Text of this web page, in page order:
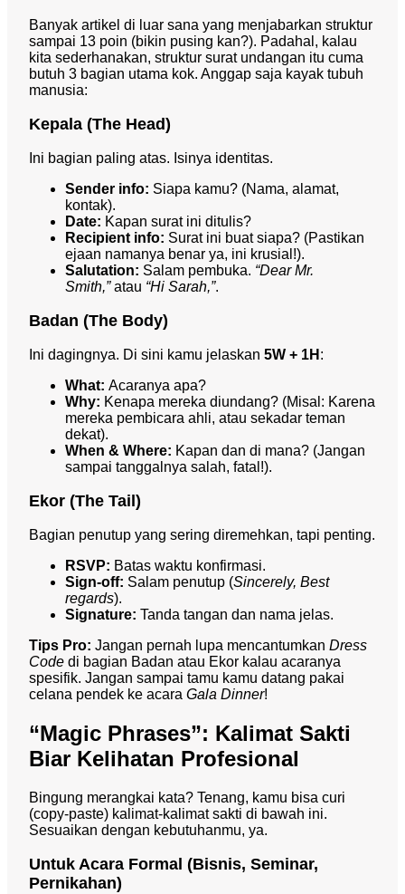
Banyak artikel di luar sana yang menjabarkan struktur
sampai 13 poin (bikin pusing kan?). Padahal, kalau
kita sederhanakan, struktur surat undangan itu cuma
butuh 3 bagian utama kok. Anggap saja kayak tubuh
manusia:
Kepala (The Head)
Ini bagian paling atas. Isinya identitas.
Sender info: Siapa kamu? (Nama, alamat,
kontak).
Date: Kapan surat ini ditulis?
Recipient info: Surat ini buat siapa? (Pastikan
ejaan namanya benar ya, ini krusial!).
Salutation: Salam pembuka. “Dear Mr.
Smith,”atau “Hi Sarah,”.
Badan (The Body)
Ini dagingnya. Di sini kamu jelaskan 5W + 1H :
What: Acaranya apa?
Why: Kenapa mereka diundang? (Misal: Karena
mereka pembicara ahli, atau sekadar teman
dekat).
When & Where: Kapan dan di mana? (Jangan
sampai tanggalnya salah, fatal!).
Ekor (The Tail)
Bagian penutup yang sering diremehkan, tapi penting.
RSVP: Batas waktu konfirmasi.
Sign-off: Salam penutup (Sincerely, Best
regards).
Signature: Tanda tangan dan nama jelas.
Tips Pro: Jangan pernah lupa mencantumkan Dress
Code di bagian Badan atau Ekor kalau acaranya
spesifik. Jangan sampai tamu kamu datang pakai
celana pendek ke acara Gala Dinner!
“Magic Phrases”: Kalimat Sakti
Biar Kelihatan Profesional
Bingung merangkai kata? Tenang, kamu bisa curi
(copy-paste) kalimat-kalimat sakti di bawah ini.
Sesuaikan dengan kebutuhanmu, ya.
Untuk Acara Formal (Bisnis, Seminar,
Pernikahan)